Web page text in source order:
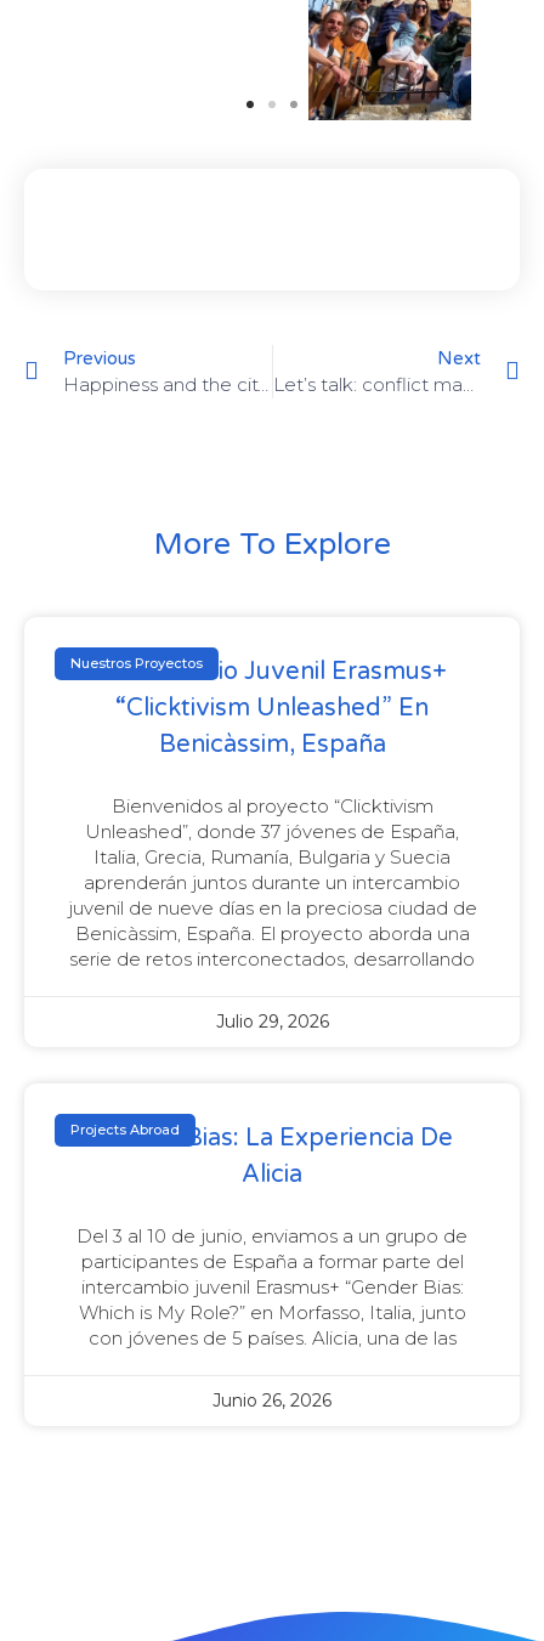
Previous
Happiness and the city | 18-24 de septiembre de 2021
Next
Let’s talk: conflict management in youth work | 15 al 19 de noviembre de 2021
More To Explore
Nuestros Proyectos
Intercambio Juvenil Erasmus+
“Clicktivism Unleashed” En
Benicàssim, España
Bienvenidos al proyecto “Clicktivism
Unleashed”, donde 37 jóvenes de España,
Italia, Grecia, Rumanía, Bulgaria y Suecia
aprenderán juntos durante un intercambio
juvenil de nueve días en la preciosa ciudad de
Benicàssim, España. El proyecto aborda una
serie de retos interconectados, desarrollando
Julio 29, 2026
Projects Abroad
Gender Bias: La Experiencia De
Alicia
Del 3 al 10 de junio, enviamos a un grupo de
participantes de España a formar parte del
intercambio juvenil Erasmus+ “Gender Bias:
Which is My Role?” en Morfasso, Italia, junto
con jóvenes de 5 países. Alicia, una de las
Junio 26, 2026